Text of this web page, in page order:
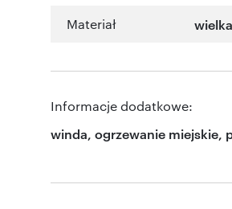
Materiał
Informacje dodatkowe:
winda, ogrzewanie miejskie,